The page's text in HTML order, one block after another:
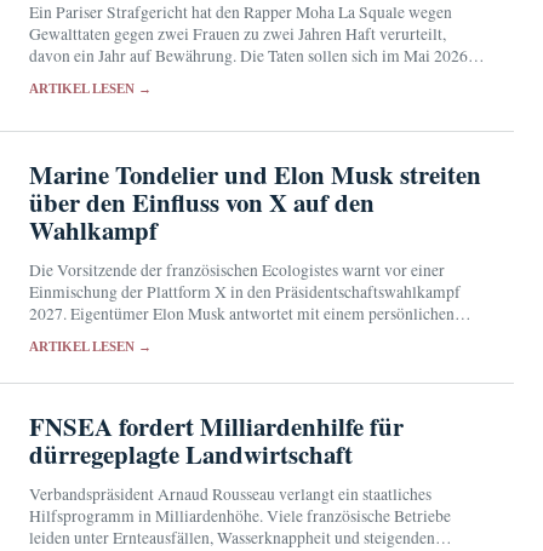
Ein Pariser Strafgericht hat den Rapper Moha La Squale wegen
Gewalttaten gegen zwei Frauen zu zwei Jahren Haft verurteilt,
davon ein Jahr auf Bewährung. Die Taten sollen sich im Mai 2026 in
ARTIKEL LESEN →
Marine Tondelier und Elon Musk streiten
über den Einfluss von X auf den
Wahlkampf
Die Vorsitzende der französischen Ecologistes warnt vor einer
Einmischung der Plattform X in den Präsidentschaftswahlkampf
2027. Eigentümer Elon Musk antwortet mit einem persönlichen
ARTIKEL LESEN →
FNSEA fordert Milliardenhilfe für
dürregeplagte Landwirtschaft
Verbandspräsident Arnaud Rousseau verlangt ein staatliches
Hilfsprogramm in Milliardenhöhe. Viele französische Betriebe
leiden unter Ernteausfällen, Wasserknappheit und steigenden